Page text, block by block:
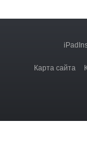
Карта сайта